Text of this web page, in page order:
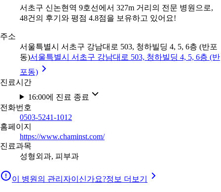
서초구 신논현역 9호선에서 327m 거리의 전문 병원으로,
48건의 후기와 평점 4.8점을 보유하고 있어요!
주소
서울특별시 서초구 강남대로 503, 청하빌딩 4, 5, 6층 (반포
동)서울특별시 서초구 강남대로 503, 청하빌딩 4, 5, 6층 (반
포동)
진료시간
16:00에 진료 종료
전화번호
0503-5241-1012
홈페이지
https://www.chaminst.com/
진료과목
성형외과, 피부과
이 병원의 관리자이신가요?정보 더보기